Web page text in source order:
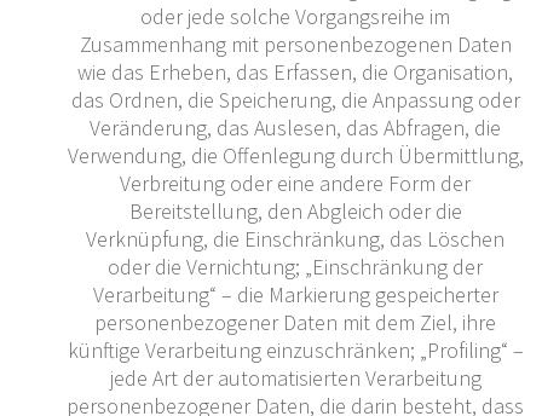
oder jede solche Vorgangsreihe im
Zusammenhang mit personenbezogenen Daten
wie das Erheben, das Erfassen, die Organisation,
das Ordnen, die Speicherung, die Anpassung oder
Veränderung, das Auslesen, das Abfragen, die
Verwendung, die Offenlegung durch Übermittlung,
Verbreitung oder eine andere Form der
Bereitstellung, den Abgleich oder die
Verknüpfung, die Einschränkung, das Löschen
oder die Vernichtung; „Einschränkung der
Verarbeitung“ – die Markierung gespeicherter
personenbezogener Daten mit dem Ziel, ihre
künftige Verarbeitung einzuschränken; „Profiling“ –
jede Art der automatisierten Verarbeitung
personenbezogener Daten, die darin besteht, dass